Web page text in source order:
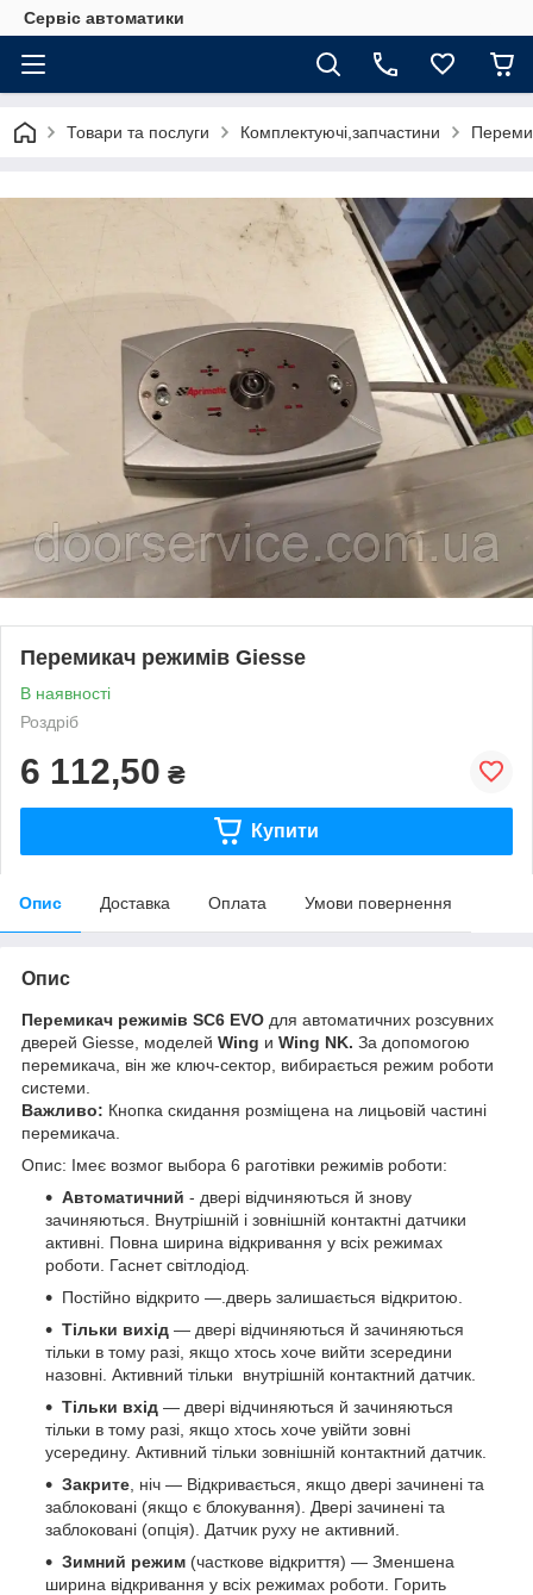
Сервіс автоматики
Товари та послуги Комплектуючі,запчастини
Перемикач режимів Giesse
В наявності
Роздріб
6 112,50 ₴
Купити
Опис Доставка Оплата Умови повернення
Опис
Перемикач режимів SC6 EVO для автоматичних розсувних
дверей Giesse , моделей Wing и Wing NK. За допомогою
перемикача, він же ключ-сектор, вибирається режим роботи
системи.
Важливо: Кнопка скидання розміщена на лицьовій частині
перемикача.
Опис: Імеє возмог выбора 6 раготівки режимів роботи:
Автоматичний - двері відчиняються й знову
зачиняються. Внутрішній і зовнішній контактні датчики
активні. Повна ширина відкривання у всіх режимах
роботи. Гаснет світлодіод.
Постійно відкрито ―.дверь залишається відкритою.
Тільки вихід ― двері відчиняються й зачиняються
тільки в тому разі, якщо хтось хоче вийти зсередини
назовні. Активний тільки внутрішній контактний датчик.
Тільки вхід ― двері відчиняються й зачиняються
тільки в тому разі, якщо хтось хоче увійти зовні
усередину. Активний тільки зовнішній контактний датчик.
Закрите , ніч — Відкривається, якщо двері зачинені та
заблоковані (якщо є блокування). Двері зачинені та
заблоковані (опція). Датчик руху не активний.
Зимний режим (часткове відкриття) — Зменшена
ширина відкривання у всіх режимах роботи. Горить